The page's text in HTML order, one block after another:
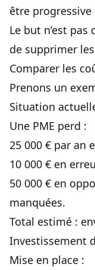
être progressive
Le but n’est
de supprimer
Comparer les
Prenons un
Situation
Une PME perd :
25 000 € par an
10 000 € en
50 000 € en
manquées.
Total estimé :
Investissement
Mise en place :